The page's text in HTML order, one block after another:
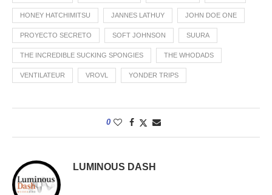
HONEY HATCHIMITSU JANNES LATHUY JOHN DOE ONE
PROYECTO SECRETO SOFT JOHNSON SUURA
THE INCREDIBLE SUCKING SPONGIES THE WHODADS
VENTILATEUR VROVL YONDER TRIPS
0
LUMINOUS DASH